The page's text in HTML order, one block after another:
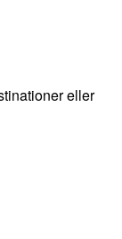
eller